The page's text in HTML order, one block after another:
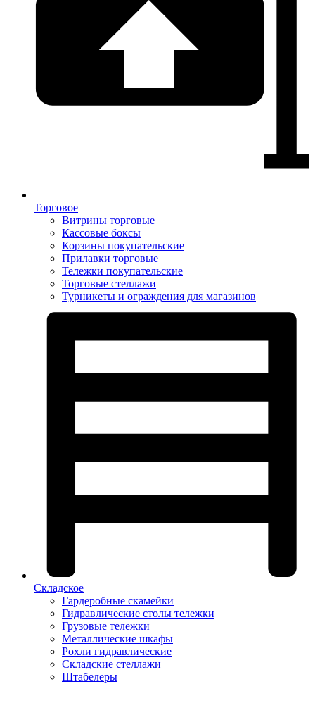
Торговое
Витрины торговые
Кассовые боксы
Корзины покупательские
Прилавки торговые
Тележки покупательские
Торговые стеллажи
Турникеты и ограждения для магазинов
Складское
Гардеробные скамейки
Гидравлические столы тележки
Грузовые тележки
Металлические шкафы
Рохли гидравлические
Складские стеллажи
Штабелеры